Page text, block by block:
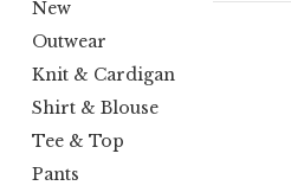
New
Outwear
Knit & Cardigan
Shirt & Blouse
Tee & Top
Pants